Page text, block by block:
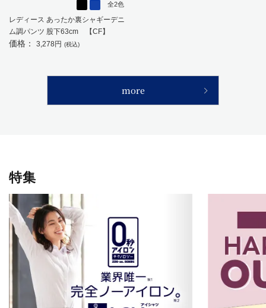
全2色
レディース あったか裏シャギーデニ
ム調パンツ 股下63cm 【CF】
価格： 3,278円 (税込)
more
特集